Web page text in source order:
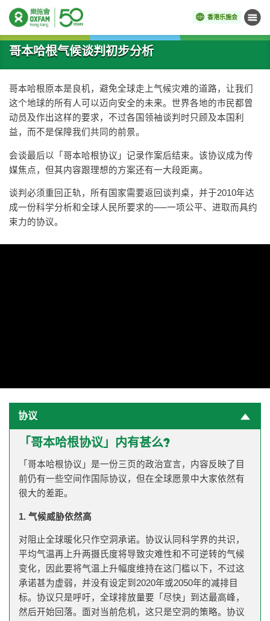
香港乐施会 菜单
开始主要内容
哥本哈根气候谈判初步分析
哥本哈根原本是良机，避免全球走上气候灾难的道路，让我们
这个地球的所有人可以迈向安全的未来。世界各地的市民都曾
动员及作出这样的要求，不过各国领袖谈判时只顾及本国利
益，而不是保障我们共同的前景。
会谈最后以「哥本哈根协议」记录作案后结束。该协议成为传
媒焦点，但其内容跟理想的方案还有一大段距离。
谈判必须重回正轨，所有国家需要返回谈判桌，并于2010年达
成一份科学分析和全球人民所要求的──一项公平、进取而具约
束力的协议。
协议
「哥本哈根协议」内有甚么?
「哥本哈根协议」是一份三页的政治宣言，内容反映了目
前仍有一些空间作国际协议，但在全球愿景中大家依然有
很大的差距。
1. 气候威胁依然高
对阻止全球暖化只作空洞承诺。协议认同科学界的共识，
平均气温再上升两摄氏度将导致灾难性和不可逆转的气候
变化，因此要将气温上升幅度维持在这门槛以下，不过这
承诺甚为虚弱，并没有设定到2020年或2050年的减排目
标。协议只是呼吁，全球排放量要「尽快」到达最高峰，
然后开始回落。面对当前危机，这只是空洞的策略。协议